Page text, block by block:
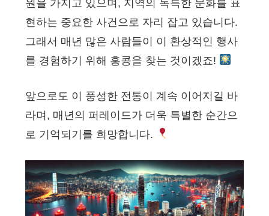
원을 가지고 있으며, 지역의 독특한 문화를 표
현하는 중요한 사건으로 자리 잡고 있습니다.
그래서 매년 많은 사람들이 이 환상적인 행사
를 경험하기 위해 홍콩을 찾는 것이겠죠!
앞으로도 이 풍성한 전통이 계속 이어지길 바
라며, 매년의 퍼레이드가 더욱 특별한 순간으
로 기억되기를 희망합니다.